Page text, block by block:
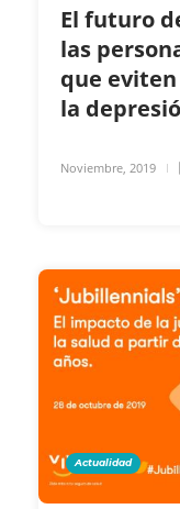
El futuro
las
que
la
Noviembre, 2019
Actualidad